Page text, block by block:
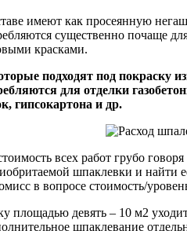
имеют как просеянную
существенно почаще
красками.
подходят под покраску
для отделки
гипсокартона и др.
всех работ грубо
шпаклевки и найти
в вопросе стоимость/
площадью девять – 10 м2
шпаклевание